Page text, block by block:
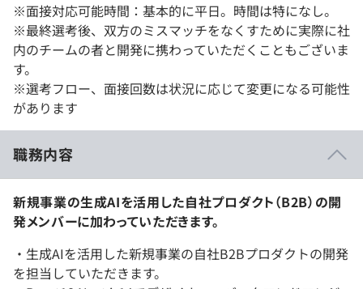
※面接対応可能時間：基本的に平日。時間は特になし。
※最終選考後、双方のミスマッチをなくすために実際に社
内のチームの者と開発に携わっていただくこともございま
す。
※選考フロー、面接回数は状況に応じて変更になる可能性
があります
職務内容
新規事業の生成AIを活用した自社プロダクト（B2B）の開
発メンバーに加わっていただきます。
・生成AIを活用した新規事業の自社B2Bプロダクトの開発
を担当していただきます。